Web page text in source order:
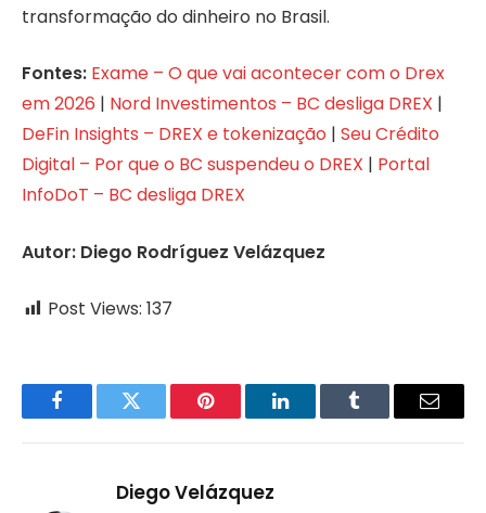
transformação do dinheiro no Brasil.
Fontes: Exame – O que vai acontecer com o Drex
em 2026 | Nord Investimentos – BC desliga DREX |
DeFin Insights – DREX e tokenização | Seu Crédito
Digital – Por que o BC suspendeu o DREX | Portal
InfoDoT – BC desliga DREX
Autor: Diego Rodríguez Velázquez
Post Views: 137
FacebookTwitter Pinterest LinkedInTumblr Email
Diego Velázquez